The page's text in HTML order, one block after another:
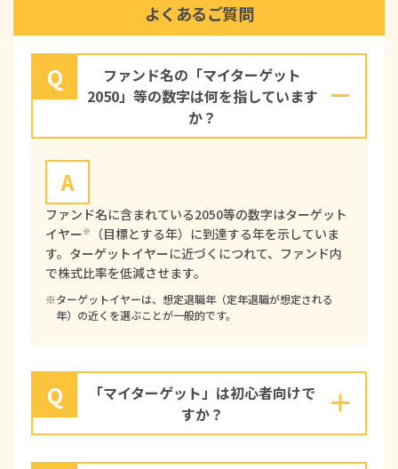
よくあるご質問
Q
ファンド名の「マイターゲット
2050」等の数字は何を指しています
か？
A
ファンド名に含まれている2050等の数字はターゲット
イヤー※
（目標とする年）に到達する年を示していま
す。ターゲットイヤーに近づくにつれて、ファンド内
で株式比率を低減させます。
※ターゲットイヤーは、想定退職年（定年退職が想定される
年）の近くを選ぶことが一般的です。
Q
「マイターゲット」は初心者向けで
すか？